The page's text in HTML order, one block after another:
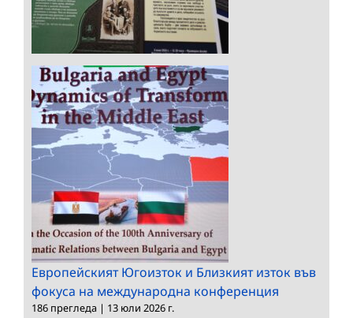
Европейският Югоизток и Близкият изток във
фокуса на международна конференция
186 прегледа | 13 юли 2026 г.